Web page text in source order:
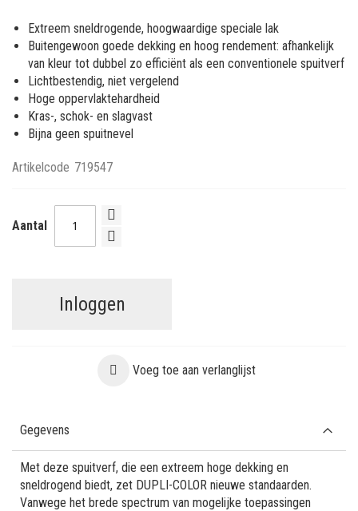
afbeeldingen-
gallerij
Extreem sneldrogende, hoogwaardige speciale lak
Buitengewoon goede dekking en hoog rendement: afhankelijk
van kleur tot dubbel zo efficiënt als een conventionele spuitverf
Lichtbestendig, niet vergelend
Hoge oppervlaktehardheid
Kras-, schok- en slagvast
Bijna geen spuitnevel
Artikelcode 719547
Aantal
Inloggen
Voeg toe aan verlanglijst
Gegevens
Met deze spuitverf, die een extreem hoge dekking en
sneldrogend biedt, zet DUPLI-COLOR nieuwe standaarden.
Vanwege het brede spectrum van mogelijke toepassingen